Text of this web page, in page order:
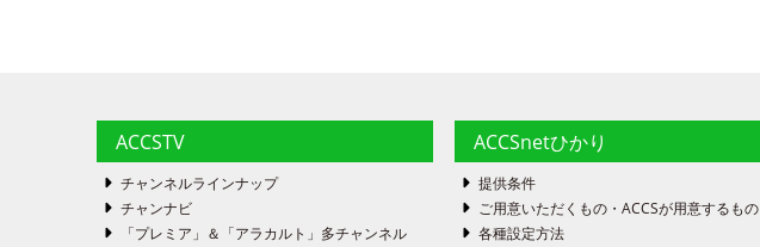
ACCSTV
チャンネルラインナップ
チャンナビ
「プレミア」＆「アラカルト」多チャンネル
ACCSnetひかり
提供条件
ご用意いただくもの・ACCSが用意するもの
各種設定方法